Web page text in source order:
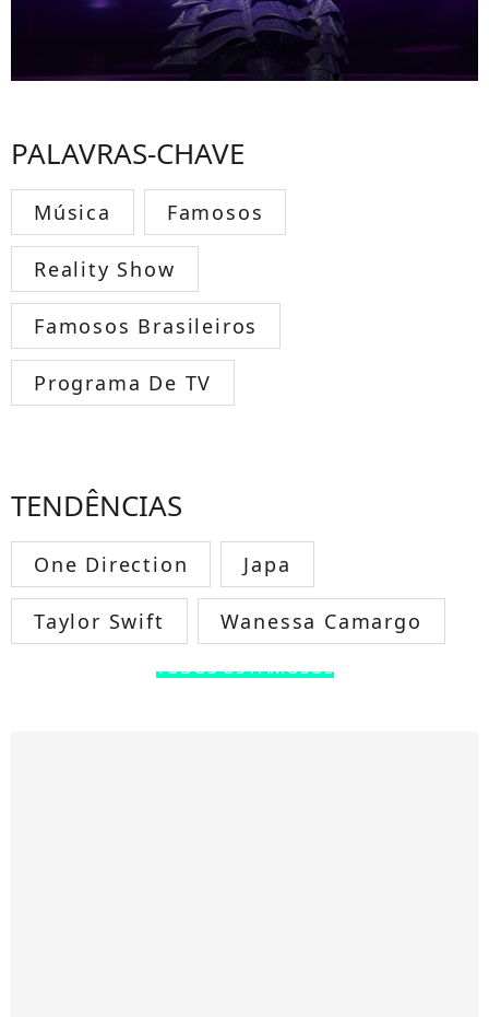
PALAVRAS-CHAVE
Música Famosos
Reality Show
Famosos Brasileiros
Programa De TV
TENDÊNCIAS
One Direction Japa
Taylor Swift Wanessa Camargo
TODOS OS FAMOSOS